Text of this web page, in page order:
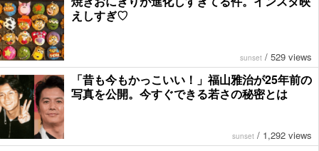
えしすぎ♡
sunset / 529 views
「昔も今もかっこいい！」福山雅治が25年前の
写真を公開。今すぐできる若さの秘密とは
sunset / 1,292 views